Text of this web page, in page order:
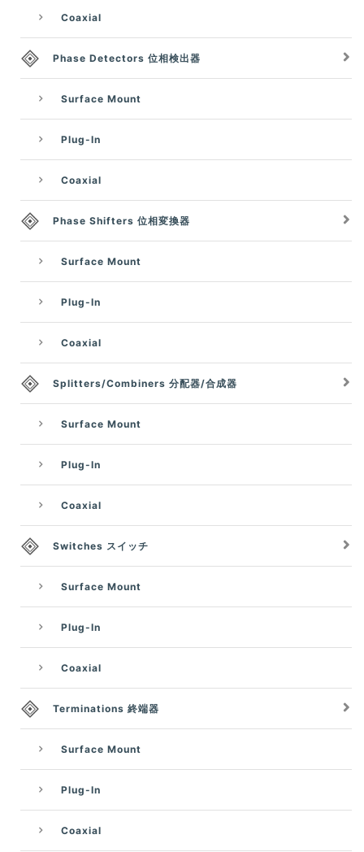
Coaxial
Phase Detectors 位相検出器
Surface Mount
Plug-In
Coaxial
Phase Shifters 位相変換器
Surface Mount
Plug-In
Coaxial
Splitters/Combiners 分配器/合成器
Surface Mount
Plug-In
Coaxial
Switches スイッチ
Surface Mount
Plug-In
Coaxial
Terminations 終端器
Surface Mount
Plug-In
Coaxial